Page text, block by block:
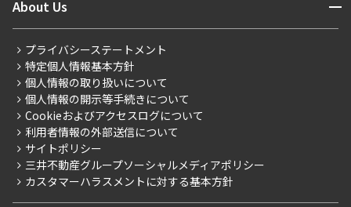
新着募集情報
こだわりから探す
こだわり一覧
プレミアムマンション
新築
当社限定（港区・渋谷区）
当社限定（港区・渋谷区以外）
三井不動産企画
住まいのコラム
会員ページ
ご入居・提携サービス
お部屋探しからご契約まで
よくあるご質問
社宅紹介
【仲介会社様向け】当社仲介事業部取り扱い物件入居申込
About Us
会社情報
事業案内
採用情報
ニュースリリース
お問い合わせ
プライバシーステートメント
特定個人情報基本方針
個人情報の取り扱いについて
個人情報の開示等手続きについて
Cookieおよびアクセスログについて
利用者情報の外部送信について
サイトポリシー
三井不動産グループソーシャルメディアポリシー
カスタマーハラスメントに対する基本方針